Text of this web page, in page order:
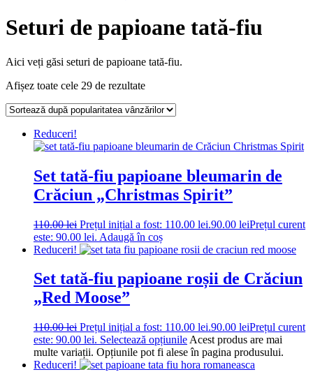
Seturi de papioane tată-fiu
Aici veți găsi seturi de papioane tată-fiu.
Afișez toate cele 29 de rezultate
Reduceri!
Set tată-fiu papioane bleumarin de
Crăciun „Christmas Spirit”
110.00lei Prețul inițial a fost: 110.00 lei.90.00 leiPrețul curent
este: 90.00 lei. Adaugă în coș
Reduceri!
Set tată-fiu papioane roșii de Crăciun
„Red Moose”
110.00lei Prețul inițial a fost: 110.00 lei.90.00 leiPrețul curent
este: 90.00 lei. Selectează opțiunile Acest produs are mai
multe variații. Opțiunile pot fi alese în pagina produsului.
Reduceri!